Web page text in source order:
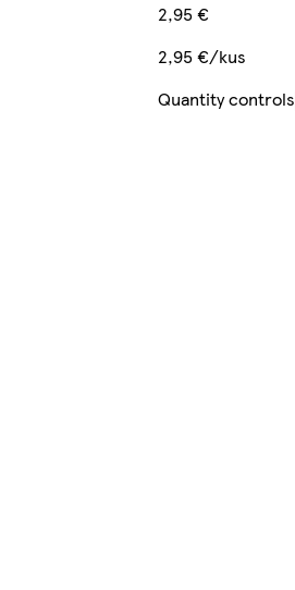
2,95 €
2,95 €/kus
Quantity controls